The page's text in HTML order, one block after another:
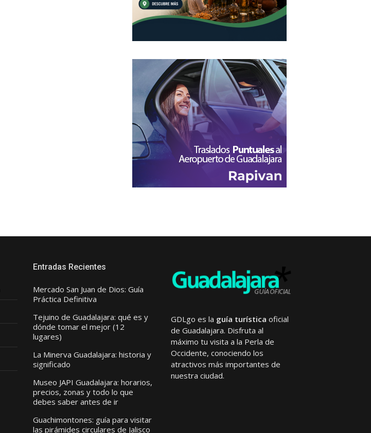
Entradas Recientes
Mercado San Juan de Dios: Guía
Práctica Definitiva
Tejuino de Guadalajara: qué es y
dónde tomar el mejor (12
lugares)
La Minerva Guadalajara: historia y
significado
Museo JAPI Guadalajara: horarios,
precios, zonas y todo lo que
debes saber antes de ir
Guachimontones: guía para visitar
las pirámides circulares de Jalisco
GDLgo es la guía turística oficial
de Guadalajara. Disfruta al
máximo tu visita a la Perla de
Occidente, conociendo los
atractivos más importantes de
nuestra ciudad.